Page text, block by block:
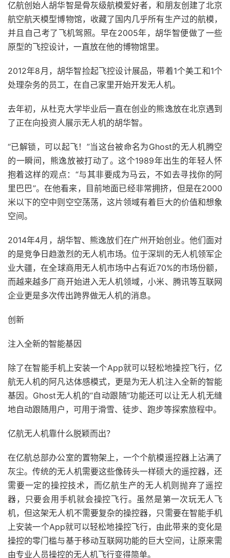
亿航创始人胡华智是骨灰级航模爱好者，和朋友创建了北京
航空航天模型博物馆，收藏了国内几乎所有生产过的航模，
并且自己考了飞机驾照。早在2005年，胡华智便做了一些
原型的飞控设计，一直放在他的博物馆里。
2012年8月，胡华智捡起飞控设计展品，带着1个美工和1个
处理杂务的员工，在自己家里开始开发无人机。
去年初，从杜克大学毕业后一直在创业的熊逸放在北京遇到
了正在向投资人展示无人机的胡华智。
“已解锁，可以起飞！”当这台被命名为Ghost的无人机腾空
的一瞬间，熊逸放被打动了。这个1989年出生的年轻人怀
抱着这样的观点：“与其非要成为马云，不如去寻找你的阿
里巴巴”。在他看来，目前地面已经非常拥挤，但是在2000
米以下的空中则空空荡荡，这片领域有着巨大的价值和想象
空间。
2014年4月，胡华智、熊逸放们在广州开始创业。他们面对
的是竞争日趋激烈的无人机市场。位于深圳的无人机领军企
业大疆，在全球商用无人机市场中占有近70%的市场份额，
而越来越多厂商开始进入无人机领域，小米、腾讯等互联网
企业更是多次传出跨界做无人机的消息。
创新
注入全新的智能基因
除了在智能手机上安装一个App就可以轻松地操控飞行，亿
航无人机的阿凡达体感模式，更是为无人机注入全新的智能
基因。Ghost无人机的“自动跟随”功能还可以让无人机无缝
地自动跟随用户，可用于滑雪、徒步、跑步等探索旅程中。
亿航无人机靠什么脱颖而出？
在亿航总部办公室的置物架上，一个个航模遥控器上沾满了
灰尘。传统的无人机需要这些像砖头一样硕大的遥控器，还
需要一定的操控技术，而亿航生产的无人机则抛弃了遥控
器，只要会用手机就会操控飞行。虽然是第一次玩无人飞
机，但这架无人机不需要复杂的操控器，只需要在智能手机
上安装一个App就可以轻松地操控飞行，由此带来的变化是
操控的零门槛与基于移动互联网功能的巨大空间，让原来需
由专业人员操控的无人机飞行变得简单。